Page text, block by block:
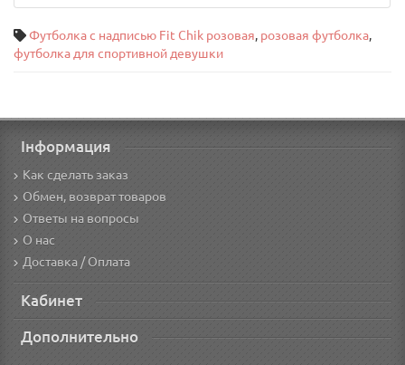
Футболка с надписью Fit Chik розовая, розовая футболка,
футболка для спортивной девушки
Інформация
Как сделать заказ
Обмен, возврат товаров
Ответы на вопросы
О нас
Доставка / Оплата
Кабинет
Дополнительно